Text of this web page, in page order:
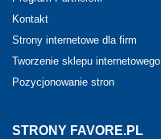
Kontakt
Strony internetowe dla firm
Tworzenie sklepu internetowego
Pozycjonowanie stron
STRONY FAVORE.PL